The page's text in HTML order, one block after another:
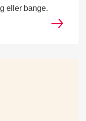
eller bange.